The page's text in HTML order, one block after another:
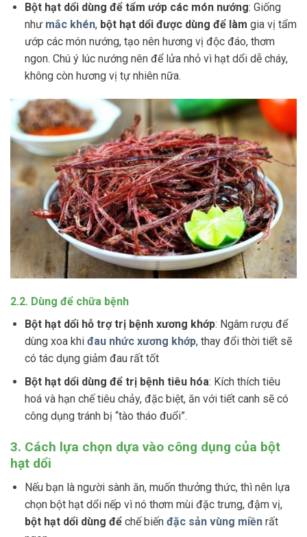
Bột hạt dổi dùng để tẩm ướp các món nướng: Giống
như mắc khén, bột hạt dổi được dùng để làm gia vị tẩm
ướp các món nướng, tạo nên hương vị độc đáo, thơm
ngon. Chú ý lúc nướng nên để lửa nhỏ vì hạt dổi dễ cháy,
không còn hương vị tự nhiên nữa.
2.2. Dùng để chữa bệnh
Bột hạt dổi hỗ trợ trị bệnh xương khớp: Ngâm rượu để
dùng xoa khi đau nhức xương khớp, thay đổi thời tiết sẽ
có tác dụng giảm đau rất tốt
Bột hạt dổi dùng để trị bệnh tiêu hóa: Kích thích tiêu
hoá và hạn chế tiêu chảy, đặc biệt, ăn với tiết canh sẽ có
công dụng tránh bị “tào tháo đuổi”.
3. Cách lựa chọn dựa vào công dụng của bột
hạt dổi
Nếu bạn là người sành ăn, muốn thưởng thức, thì nên lựa
chọn bột hạt dổi nếp vì nó thơm mùi đặc trưng, đậm vị,
bột hạt dổi dùng đểchế biến đặc sản vùng miềnrất